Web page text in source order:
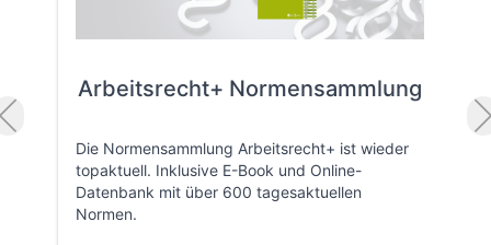
Arbeitsrecht+ Normensammlung
Die Normensammlung Arbeitsrecht+ ist wieder
topaktuell. Inklusive E-Book und Online-
Datenbank mit über 600 tagesaktuellen
Normen.